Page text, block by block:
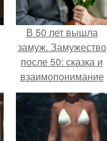
В 50 лет вышла
замуж. Замужество
после 50: сказка и
взаимопонимание
или сущий ад и
заботы